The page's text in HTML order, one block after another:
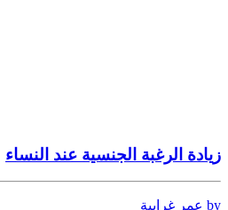
زيادة الرغبة الجنسية عند النساء
by عمر غرايبة